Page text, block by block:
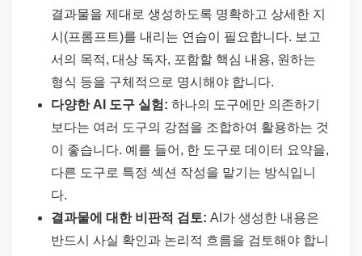
결과물을 제대로 생성하도록 명확하고 상세한 지
시(프롬프트)를 내리는 연습이 필요합니다. 보고
서의 목적, 대상 독자, 포함할 핵심 내용, 원하는
형식 등을 구체적으로 명시해야 합니다.
다양한 AI 도구 실험: 하나의 도구에만 의존하기
보다는 여러 도구의 강점을 조합하여 활용하는 것
이 좋습니다. 예를 들어, 한 도구로 데이터 요약을,
다른 도구로 특정 섹션 작성을 맡기는 방식입니
다.
결과물에 대한 비판적 검토: AI가 생성한 내용은
반드시 사실 확인과 논리적 흐름을 검토해야 합니